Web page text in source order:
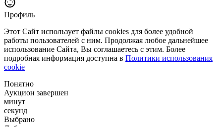
Профиль
Этот Сайт использует файлы cookies для более удобной
работы пользователей с ним. Продолжая любое дальнейшее
использование Сайта, Вы соглашаетесь с этим. Более
подробная информация доступна в Политики использования
cookie
Понятно
Аукцион завершен
минут
секунд
Выбрано